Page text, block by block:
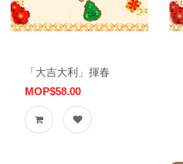
「大吉大利」揮春
MOP$58.00